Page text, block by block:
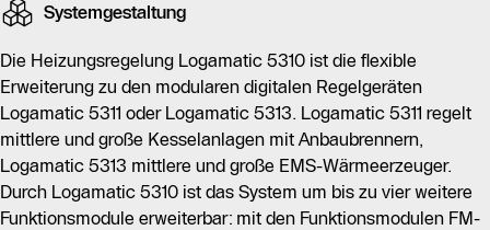
Systemgestaltung
Die Heizungsregelung Logamatic 5310 ist die flexible
Erweiterung zu den modularen digitalen Regelgeräten
Logamatic 5311 oder Logamatic 5313. Logamatic 5311 regelt
mittlere und große Kesselanlagen mit Anbaubrennern,
Logamatic 5313 mittlere und große EMS-Wärmeerzeuger.
Durch Logamatic 5310 ist das System um bis zu vier weitere
Funktionsmodule erweiterbar: mit den Funktionsmodulen FM-